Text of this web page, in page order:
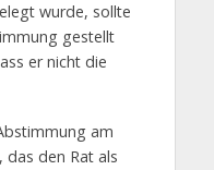
wurde, sollte
gestellt
er nicht die
am
den Rat als